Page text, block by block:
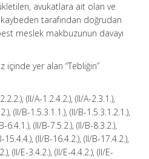
avukatlara ait olan ve
tarafından doğrudan
meslek makbuzunun davayı
içinde yer alan “Tebliğin”
(II/A-1.2.4.2.), (II/A-2.3.1.),
(II/B-1.5.3.1.1.), (II/B-1.5.3.1.2.1.),
6.4.1.), (II/B-7.5.2.), (II/B-8.3.2.),
(II/B-16.4.2.), (II/B-17.4.2.),
(II/E-3.4.2.), (II/E-4.4.2.), (II/E-